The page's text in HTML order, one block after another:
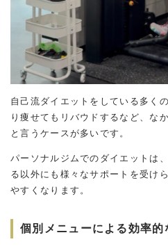
自己流ダイエットをしている多く
り痩せてもリバウドするなど、な
と言うケースが多いです。
パーソナルジムでのダイエットは
る以外にも様々なサポートを受け
やすくなります。
個別メニューによる効率的